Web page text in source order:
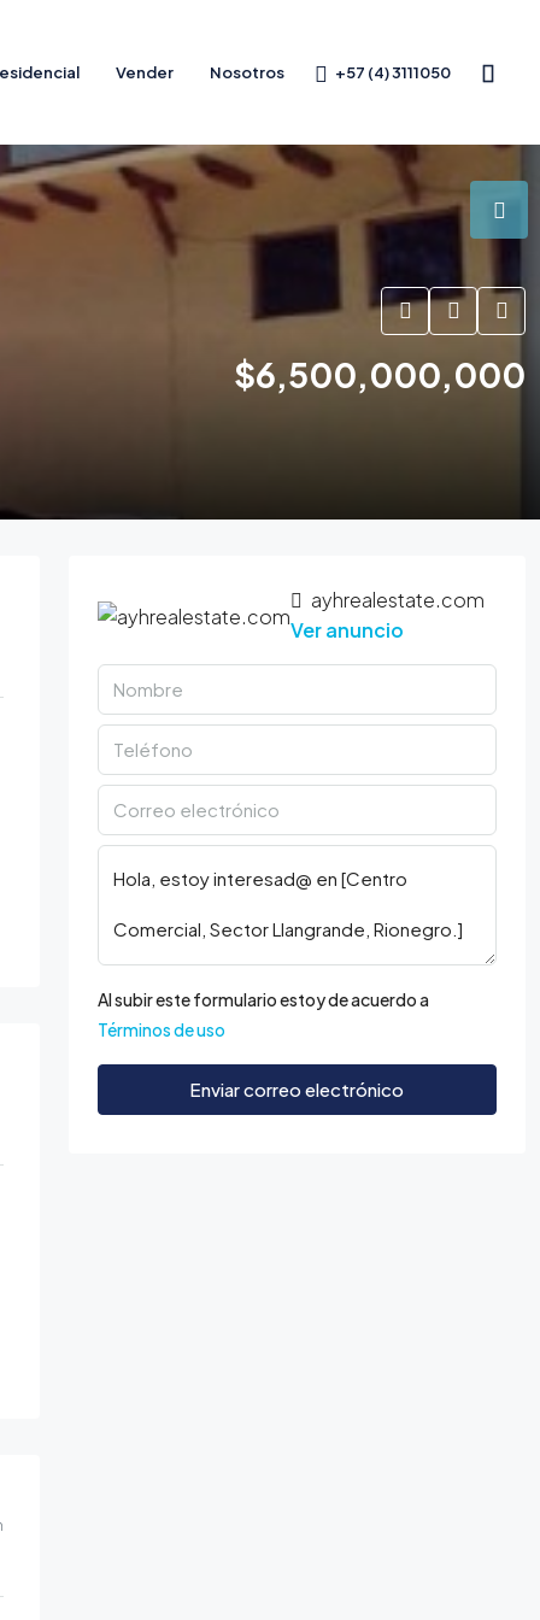
Vender Nosotros +57 (4) 3111050
$6,500,000,000
ayhrealestate.com
Ver anuncio
Al subir este formulario estoy de acuerdo a
Términos de uso
Enviar correo electrónico